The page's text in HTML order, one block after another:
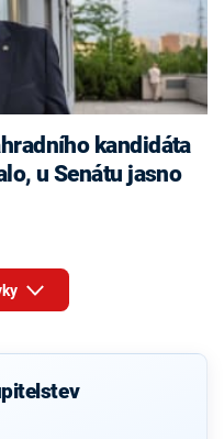
kandidáta
u Senátu jasno